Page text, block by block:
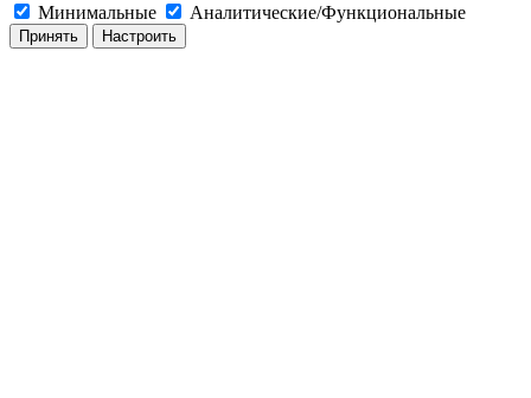
Минимальные Аналитические/Функциональные
Принять Настроить